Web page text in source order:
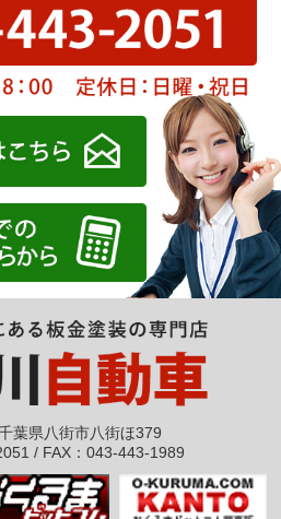
葉県八街市八街ほ379
/ FAX：043-443-1989